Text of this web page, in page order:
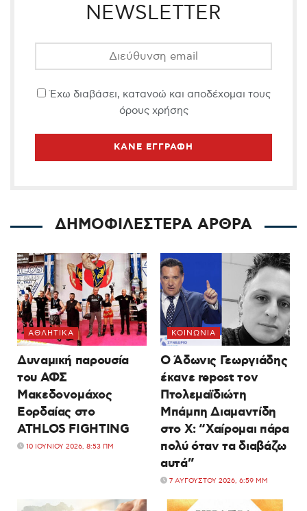
NEWSLETTER
Έχω διαβάσει, κατανοώ και αποδέχομαι τους
όρους χρήσης
ΔΗΜΟΦΙΛΕΣΤΕΡΑ ΑΡΘΡΑ
ΑΘΛΗΤΙΚΆ
Δυναμική παρουσία
του ΑΦΣ
Μακεδονομάχος
Εορδαίας στο
ATHLOS FIGHTING
10 ΙΟΥΝΊΟΥ 2026, 8:53 ΠΜ
ΚΟΙΝΩΝΊΑ
Ο Άδωνις Γεωργιάδης
έκανε repost τον
Πτολεμαϊδιώτη
Μπάμπη Διαμαντίδη
στο X: “Χαίρομαι πάρα
πολύ όταν τα διαβάζω
αυτά”
7 ΑΥΓΟΎΣΤΟΥ 2026, 6:59 ΜΜ